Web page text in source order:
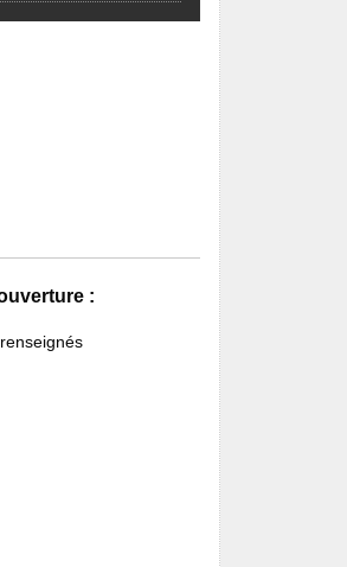
: